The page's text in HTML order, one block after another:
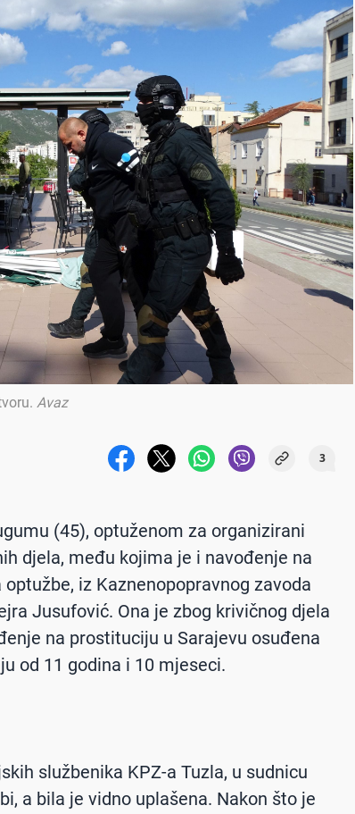
. Avaz
3
(45), optuženom za organizirani
djela, među kojima je i navođenje na
iz Kaznenopopravnog zavoda
Jusufović. Ona je zbog krivičnog djela
na prostituciju u Sarajevu osuđena
od 11 godina i 10 mjeseci.
službenika KPZ-a Tuzla, u sudnicu
a bila je vidno uplašena. Nakon što je